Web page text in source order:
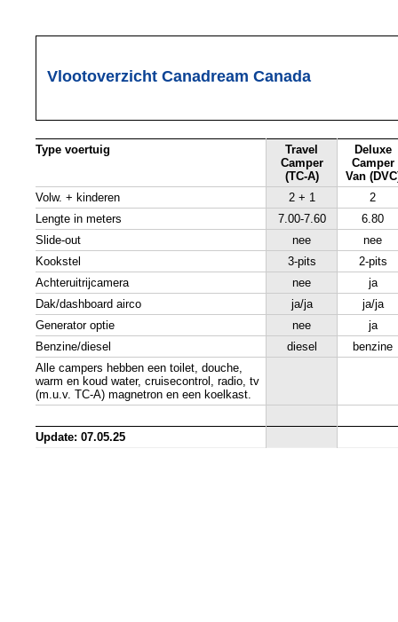
Vlootoverzicht Canadream Canada
Type voertuig
Travel
Camper
(TC-A)
Deluxe
Camper
Van
Volw. + kinderen
2 + 1
2
Lengte in meters
7.00-7.60
6.80
Slide-out
nee
nee
Kookstel
3-pits
2-pits
Achteruitrijcamera
nee
ja
Dak/dashboard airco
ja/ja
ja/ja
Generator optie
nee
ja
Benzine/diesel
diesel
benzine
Alle campers hebben een toilet, douche,
warm en koud water, cruisecontrol, radio, tv
(m.u.v. TC-A) magnetron en een koelkast.
Update: 07.05.25